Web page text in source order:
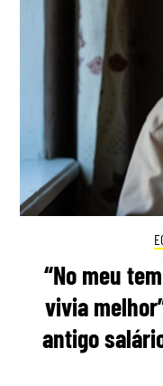
“No meu
vivia
antigo